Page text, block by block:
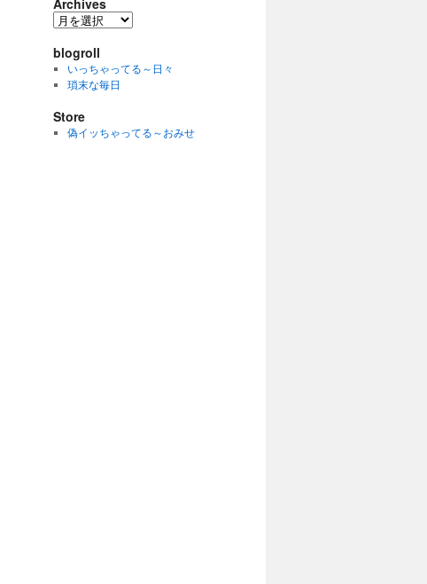
Archives
Archives
blogroll
いっちゃってる～日々
瑣末な毎日
Store
偽イッちゃってる～おみせ